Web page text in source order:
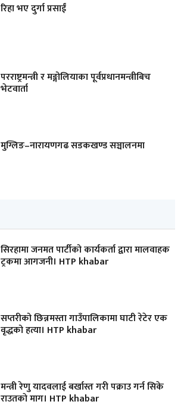
रिहा भए दुर्गा प्रसाईं
परराष्ट्रमन्त्री र मङ्गोलियाका पूर्वप्रधानमन्त्रीबिच
भेटवार्ता
मुग्लिङ–नारायणगढ सडकखण्ड सञ्चालनमा
सिरहामा जनमत पार्टीको कार्यकर्ता द्वारा मालवाहक
ट्रकमा आगजनी। HTP khabar
सप्तरीको छिन्नमस्ता गाउँपालिकामा घाटी रेटेर एक
वृद्धको हत्या। HTP khabar
मन्त्री रेणु यादवलाई बर्खास्त गरी पक्राउ गर्न सिके
राउतकाे माग। HTP khabar